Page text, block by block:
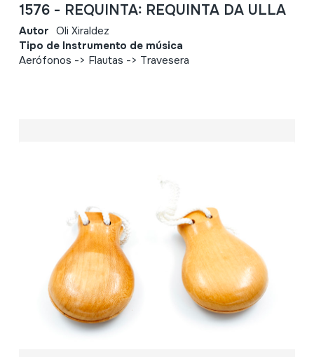
1576 - REQUINTA: REQUINTA DA ULLA
Autor Oli Xiraldez
Tipo de Instrumento de música
Aerófonos -> Flautas -> Travesera